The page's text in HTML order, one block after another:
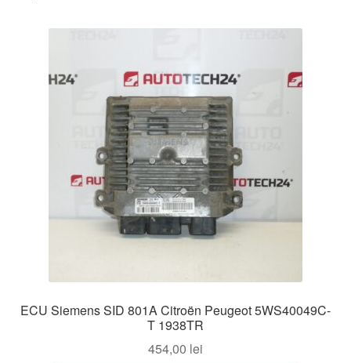
ECU Siemens SID 801A Citroën Peugeot 5WS40049C-
T 1938TR
454,00 lei